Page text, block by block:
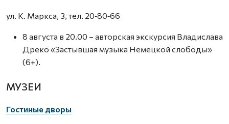
ул. К. Маркса, 3, тел. 20‑80‑66
8 августа в 20.00 – авторская экскурсия Владислава
Дреко «Застывшая музыка Немецкой слободы»
(6+).
МУЗЕИ
Гостиные дворы